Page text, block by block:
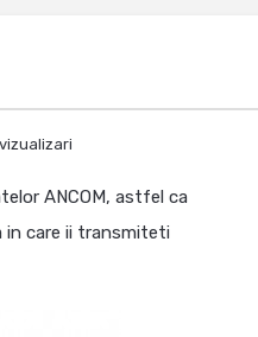
ANCOM, astfel ca
in care ii transmiteti